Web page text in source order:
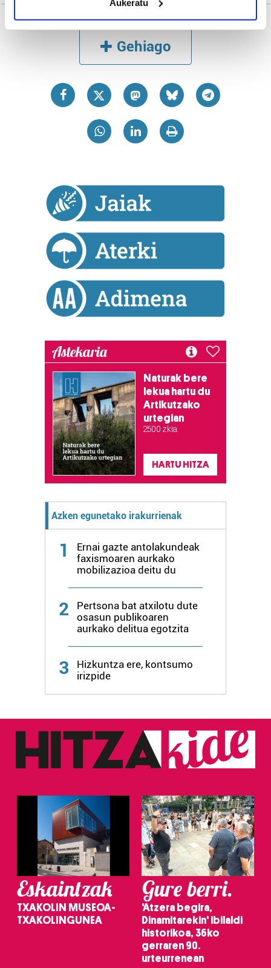
Identify your device by actively scanning it for
specific characteristics (fingerprinting)
and set your preferences in thedetails section
prozesatzen ditugu, zure IP zenbakia, besteak beste,
teknologia erabiliz, cookieak adibidez, iragarki eta eduki
pertsonalizatuak eskaintzeko, iragarkiak eta edukia
neurtzeko, jendeari buruzko informazioa biltzeko eta
Bazkide batzuek ez dizute baimenik eskatzen, eta beren
interes komertzial legitimoetan babesten dira. Ikusi gure
bazkideen zerrenda, beren ustez zein helburutarako
duten interes legitimoa eta horren aurka nola egin
dezakezun ikusteko.
Lortu zure datu pertsonalak prozesatzeko moduari
buruzko informazio gehiago eta ezarri zure lehentasunak
datuen atalean. Edozein unetan alda edo ken dezakezu
Webgune honek cookie propioak eta hirugarrenen cookie-
fitxategiak erabiltzen ditu. Zure esperientzia eta
zerbitzuak hobetzeko asmoz, cookie teknologiaz
baliatzen gara. Ohar hau onartuz gero, teknologia hori
erabiltzeko baimen esplizitua ematen diguzu.
Aukeratu
Gehiago
Astekaria
Naturak bere
lekua hartu du
Artikutzako
urtegian
2.500 zkia.
HARTU HITZA
Azken egunetako irakurrienak
1
Ernai gazte antolakundeak
faxismoaren aurkako
mobilizazioa deitu du
2
Pertsona bat atxilotu dute
osasun publikoaren
aurkako delitua egotzita
3
Hizkuntza ere, kontsumo
irizpide
Eskaintzak
TXAKOLIN MUSEOA-
TXAKOLINGUNEA
Gure berri.
'Atzera begira,
Dinamitarekin' ibilaldi
historikoa, 36ko
gerraren 90.
urteurrenean